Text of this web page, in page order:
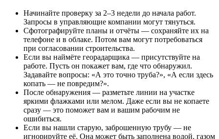
Начинайте проверку за 2–3 недели до начала работ.
Запросы в управляющие компании могут тянуться.
Сфотографируйте планы и отчёты — сохраняйте их на
телефоне и в облаке. Потом вам могут потребоваться
при согласовании строительства.
Если вы наймёте георадарщика — присутствуйте на
работе. Пусть он покажет вам, где что обнаружил.
Задавайте вопросы: «А это точно труба?», «А если здесь
копать — не повредим?».
После обнаружения — разметьте линии на участке
яркими флажками или мелом. Даже если вы не копаете
сразу — это поможет вам и вашим рабочим не
ошибиться.
Если вы нашли старую, заброшенную трубу — не
игнорируйте её. Она может быть заполнена водой, газом